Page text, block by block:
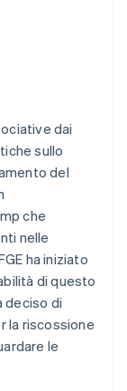
dai
sullo
del
che
nelle
ha iniziato
di questo
deciso di
la riscossione
le